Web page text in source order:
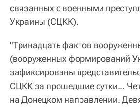
связанных с военными
Украины (СЦКК).
"Тринадцать фактов
(вооруженных формирований
зафиксированы
СЦКК за прошедшие сутки...
на Донецком направлении.